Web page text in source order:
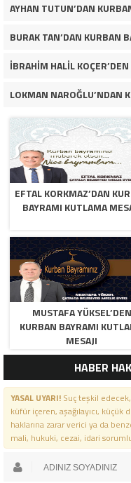
AYHAN TUTUN’DAN
BURAK TAN’DAN KURBAN
İBRAHİM HALİL
LOKMAN NAROĞLU’NDAN
EFTAL KORKMAZ’DAN
BAYRAMI KUTLAMA
MUSTAFA YÜKSEL’DEN
KURBAN BAYRAMI
MESAJI
HABER
YASAL UYARI!Suç teşkil edecek,
küfür içeren, aşağılayıcı,
haklarına zarar verici ya da
mali, hukuki, cezai, idari